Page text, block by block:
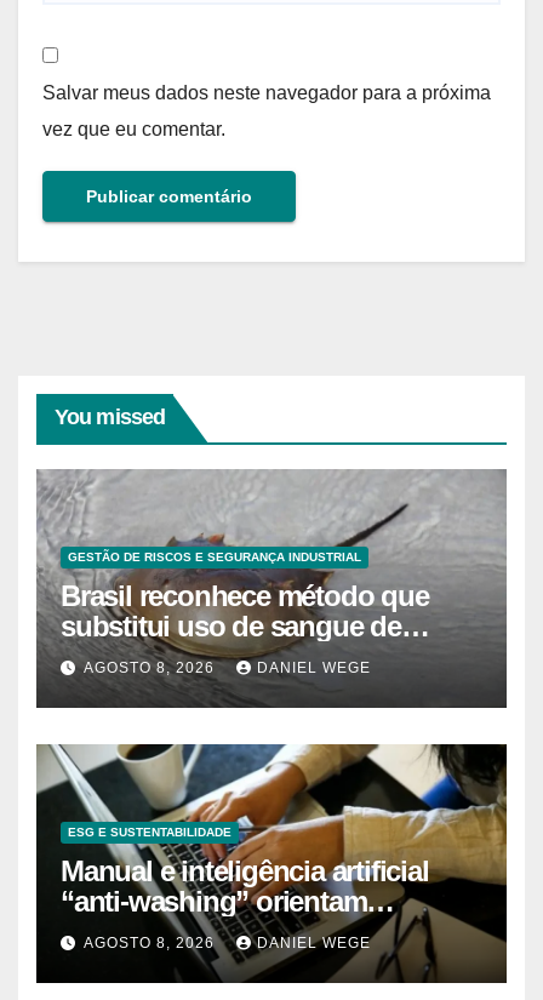
Salvar meus dados neste navegador para a próxima
vez que eu comentar.
You missed
GESTÃO DE RISCOS E SEGURANÇA INDUSTRIAL
Brasil reconhece método que
substitui uso de sangue de
caranguejo-ferradura em testes
farmacêuticos
AGOSTO 8, 2026 DANIEL WEGE
ESG E SUSTENTABILIDADE
Manual e inteligência artificial
“anti-washing” orientam
empresas
AGOSTO 8, 2026 DANIEL WEGE